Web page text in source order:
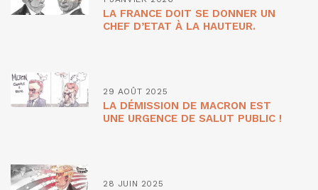
LA FRANCE DOIT SE DONNER UN
CHEF D’ETAT À LA HAUTEUR.
29 AOÛT 2025
LA DÉMISSION DE MACRON EST
UNE URGENCE DE SALUT PUBLIC !
28 JUIN 2025